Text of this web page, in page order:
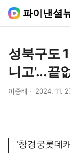
파이낸셜
성북구도
니고'...끝
이종배 2024. 11.
'창경궁롯데